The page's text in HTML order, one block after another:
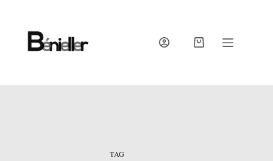
content
SHOPPING
TAG